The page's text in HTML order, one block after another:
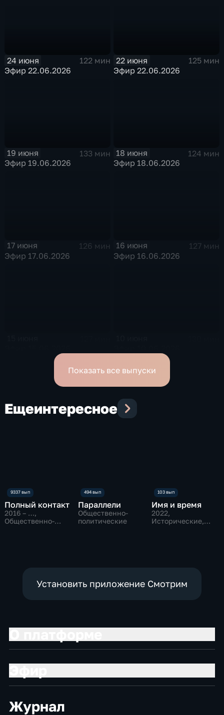
24 июня
122 мин
Эфир 22.06.2026
22 июня
125 мин
Эфир 22.06.2026
19 июня
133 мин
Эфир 19.06.2026
18 июня
124 мин
Эфир 18.06.2026
17 июня
126 мин
Эфир 17.06.2026
16 июня
127 мин
Эфир 16.06.2026
Показать все выпуски
Ещеинтересное
Полный контакт
2016 – …,
Общественно-
Параллели
Общественно-
политические
Имя и время
2022,
Исторические,
Установить приложение Смотрим
Журнал